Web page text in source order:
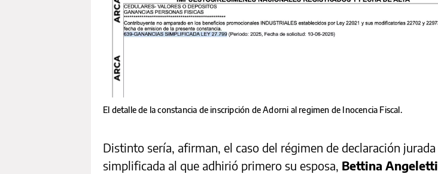
El detalle de la constancia de inscripción de Adorni al regimen de Inocencia Fiscal.
Distinto sería, afirman, el caso del régimen de declaración jurada
simplificada al que adhirió primero su esposa, Bettina Angeletti